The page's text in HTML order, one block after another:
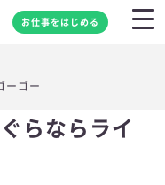
お仕事をはじめる
ーゴー
らならライ